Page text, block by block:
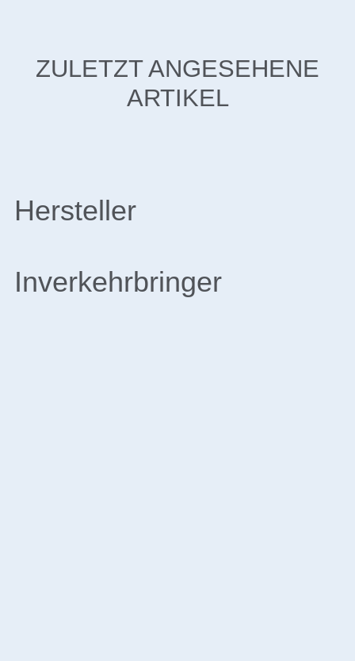
ZULETZT ANGESEHENE
ARTIKEL
Hersteller
Inverkehrbringer